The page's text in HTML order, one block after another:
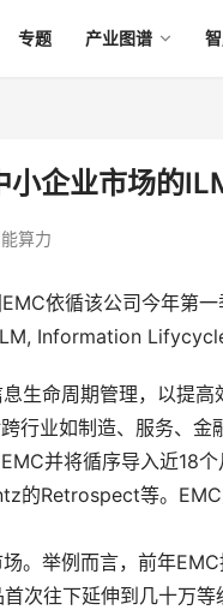
专题 产业图谱
企业市场的
算力
EMC依循该公司今年第
Information
生命周期管理，以提高
行业如制造、服务、
并将循序导入近18
的Retrospect等。
。举例而言，前年
次往下延伸到几十万等